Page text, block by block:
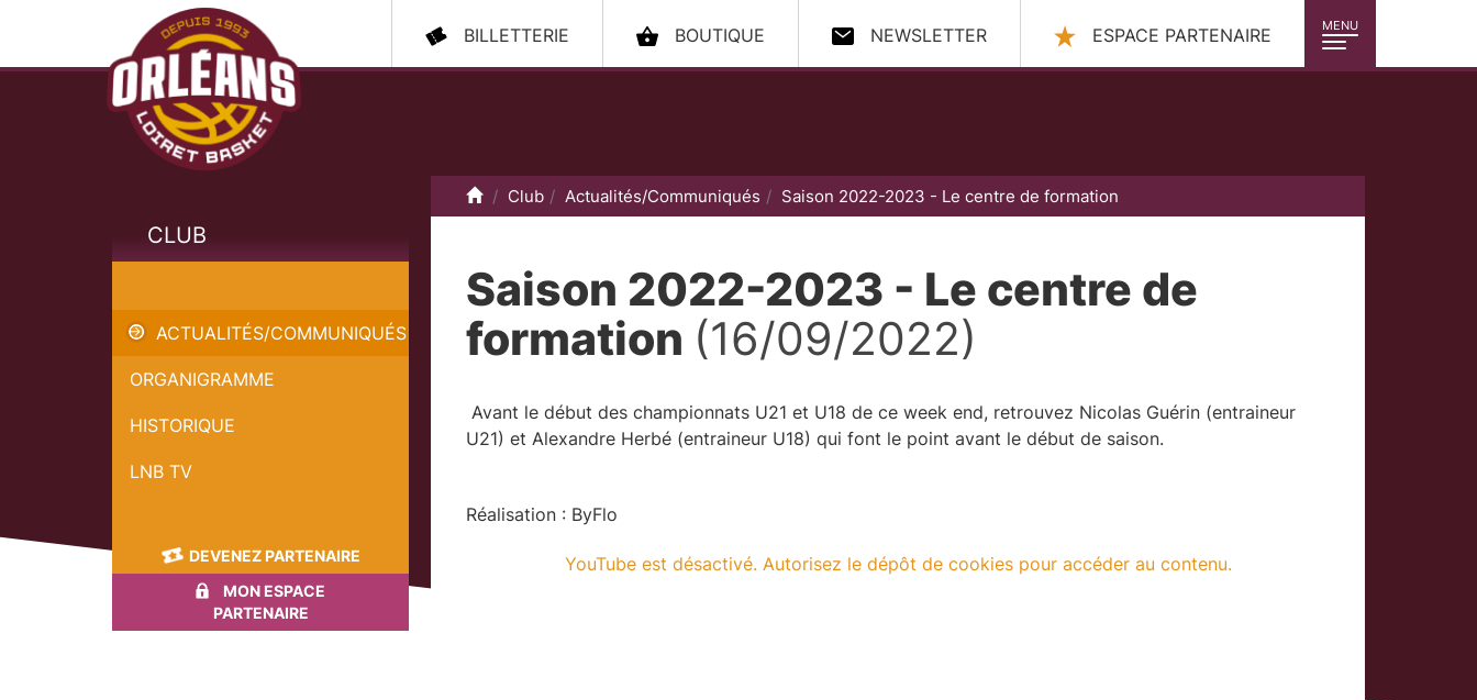
MENU
BILLETTERIE BOUTIQUE NEWSLETTER ESPACE PARTENAIRE
CLUB
ACTUALITÉS/COMMUNIQUÉS
ORGANIGRAMME
HISTORIQUE
LNB TV
DEVENEZ PARTENAIRE
MON ESPACE
PARTENAIRE
Accueil
Club Actualités/Communiqués Saison 2022-2023 - Le centre de formation
Saison 2022-2023 - Le centre de
formation (16/09/2022)
Avant le début des championnats U21 et U18 de ce week end, retrouvez Nicolas Guérin (entraineur
U21) et Alexandre Herbé (entraineur U18) qui font le point avant le début de saison.
Réalisation : ByFlo
YouTube est désactivé. Autorisez le dépôt de cookies pour accéder au contenu.